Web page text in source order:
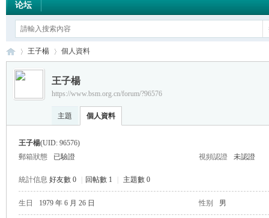
论坛
›
王子楊 個人資料
王子楊
https://www.bsm.org.cn/forum/?96576
主題 個人資料
王子楊(UID: 96576)
郵箱狀態
已驗證 視頻認證 未認證
統計信息 好友數 0 回帖數 1 主題數 0
生日 1979 年 6 月 26 日 性别 男